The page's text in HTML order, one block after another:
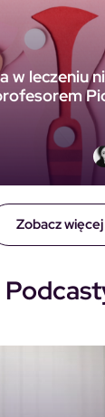
Zobacz więcej
w leczeniu